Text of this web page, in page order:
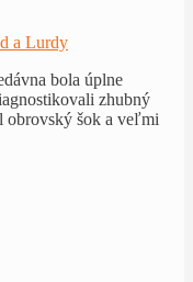
a Lurdy
bola úplne
zhubný
obrovský šok a veľmi